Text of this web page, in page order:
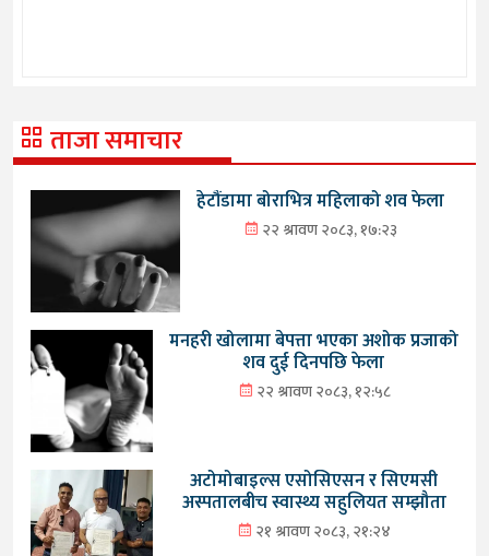
ताजा समाचार
हेटौंडामा बोराभित्र महिलाको शव फेला
२२ श्रावण २०८३, १७:२३
मनहरी खोलामा बेपत्ता भएका अशोक प्रजाको
शव दुई दिनपछि फेला
२२ श्रावण २०८३, १२:५८
अटोमोबाइल्स एसोसिएसन र सिएमसी
अस्पतालबीच स्वास्थ्य सहुलियत सम्झौता
२१ श्रावण २०८३, २१:२४